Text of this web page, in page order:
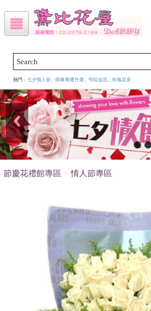
熱門：七夕情人節、 開幕喬遷升遷 、弔唁追思、玫瑰花束
節慶花禮館專區 >情人節專區